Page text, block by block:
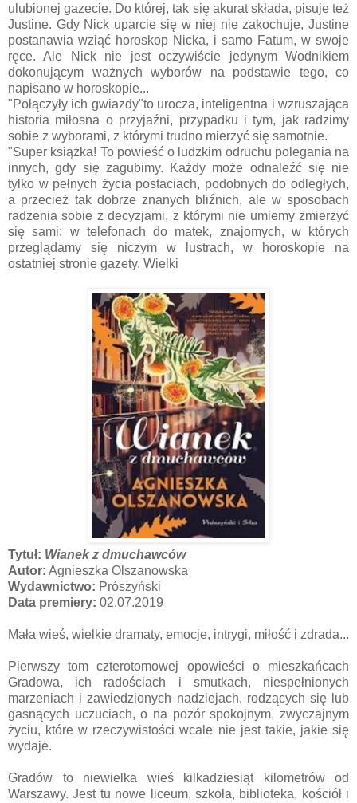
ulubionej gazecie. Do której, tak się akurat składa, pisuje też
Justine. Gdy Nick uparcie się w niej nie zakochuje, Justine
postanawia wziąć horoskop Nicka, i samo Fatum, w swoje
ręce. Ale Nick nie jest oczywiście jedynym Wodnikiem
dokonującym ważnych wyborów na podstawie tego, co
napisano w horoskopie...
"Połączyły ich gwiazdy"to urocza, inteligentna i wzruszająca
historia miłosna o przyjaźni, przypadku i tym, jak radzimy
sobie z wyborami, z którymi trudno mierzyć się samotnie.
"Super książka! To powieść o ludzkim odruchu polegania na
innych, gdy się zagubimy. Każdy może odnaleźć się nie
tylko w pełnych życia postaciach, podobnych do odległych,
a przecież tak dobrze znanych bliźnich, ale w sposobach
radzenia sobie z decyzjami, z którymi nie umiemy zmierzyć
się sami: w telefonach do matek, znajomych, w których
przeglądamy się niczym w lustrach, w horoskopie na
ostatniej stronie gazety. Wielki
Tytuł: Wianek z dmuchawców
Autor: Agnieszka Olszanowska
Wydawnictwo: Prószyński
Data premiery: 02.07.2019
Mała wieś, wielkie dramaty, emocje, intrygi, miłość i zdrada...
Pierwszy tom czterotomowej opowieści o mieszkańcach
Gradowa, ich radościach i smutkach, niespełnionych
marzeniach i zawiedzionych nadziejach, rodzących się lub
gasnących uczuciach, o na pozór spokojnym, zwyczajnym
życiu, które w rzeczywistości wcale nie jest takie, jakie się
wydaje.
Gradów to niewielka wieś kilkadziesiąt kilometrów od
Warszawy. Jest tu nowe liceum, szkoła, biblioteka, kościół i